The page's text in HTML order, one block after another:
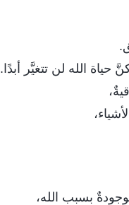
الله لن تتغيَّر أبدًا.
بسبب الله،